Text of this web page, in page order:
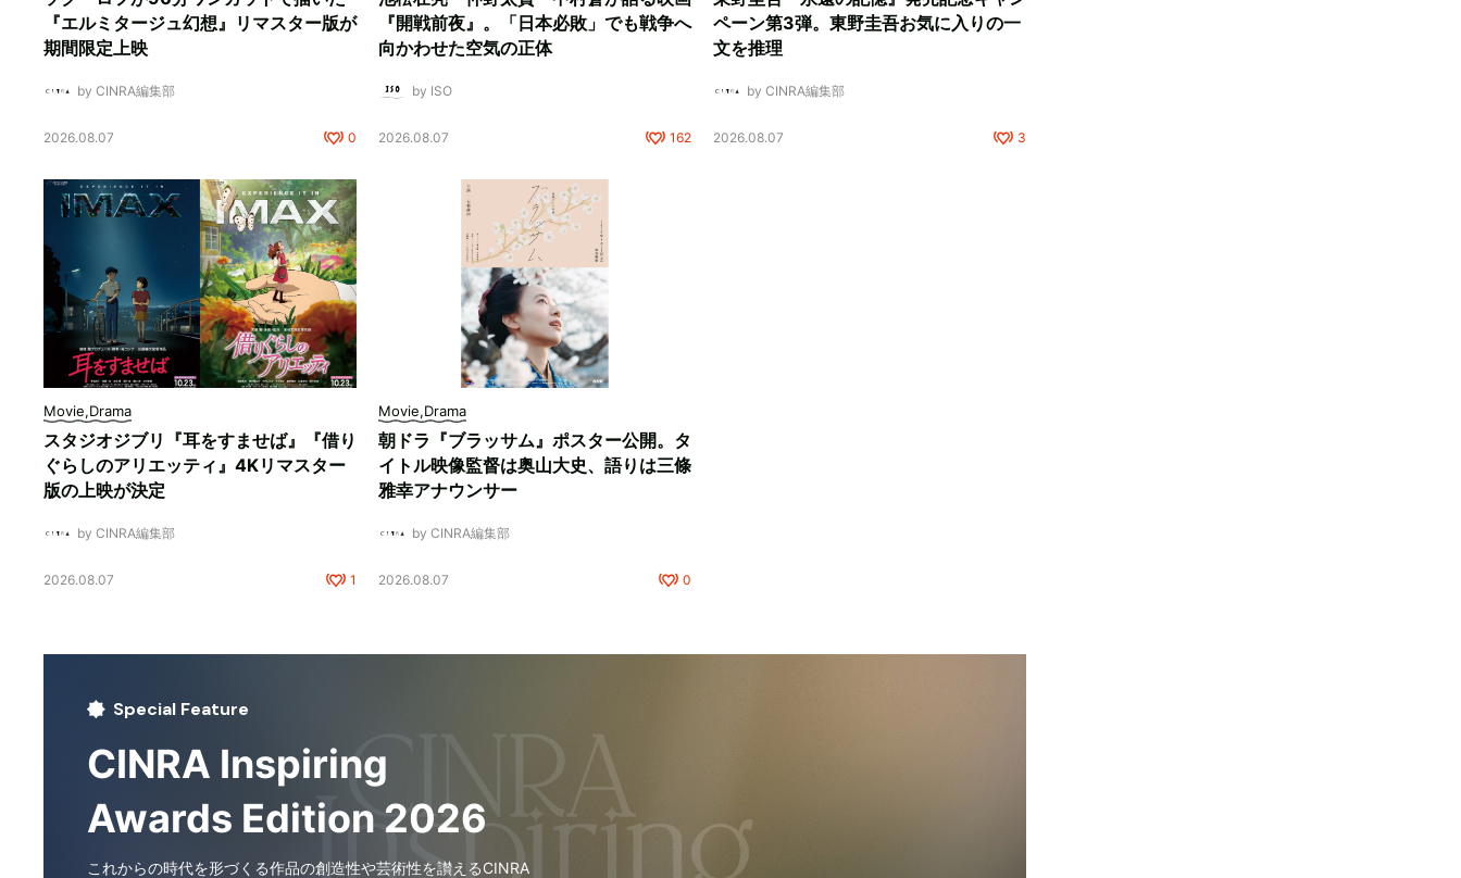
『エルミタージュ幻想』リマスター版が
期間限定上映
by CINRA編集部
2026.08.07 0
『開戦前夜』。「日本必敗」でも戦争へ
向かわせた空気の正体
by ISO
2026.08.07 162
ペーン第3弾。東野圭吾お気に入りの一
文を推理
by CINRA編集部
2026.08.07 3
Movie,Drama
スタジオジブリ『耳をすませば』『借り
ぐらしのアリエッティ』4Kリマスター
版の上映が決定
by CINRA編集部
2026.08.07 1
Movie,Drama
朝ドラ『ブラッサム』ポスター公開。タ
イトル映像監督は奥山大史、語りは三條
雅幸アナウンサー
by CINRA編集部
2026.08.07 0
Special Feature
CINRA Inspiring
Awards Edition 2026
これからの時代を形づくる作品の創造性や芸術性を讃えるCINRA